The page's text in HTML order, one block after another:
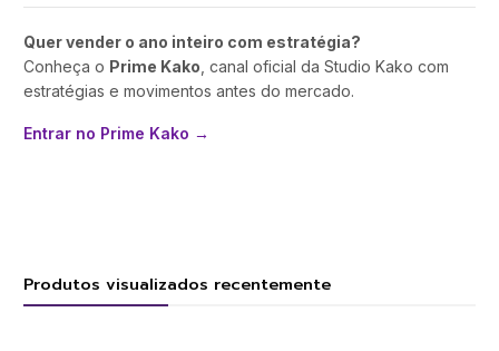
Quer vender o ano inteiro com estratégia?
Conheça o Prime Kako , canal oficial da Studio Kako com
estratégias e movimentos antes do mercado.
Entrar no Prime Kako →
Produtos visualizados recentemente